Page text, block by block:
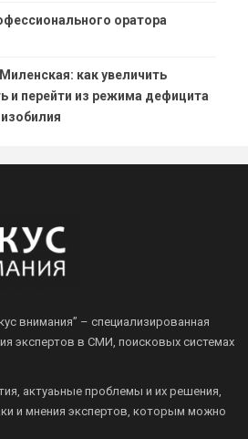
оратора
как увеличить
и перейти из режима дефицита
внимания” – специализированная
экспертов в СМИ, поисковых системах
актуаьные проблемы и их решения,
и мнения экспертов, которым можно